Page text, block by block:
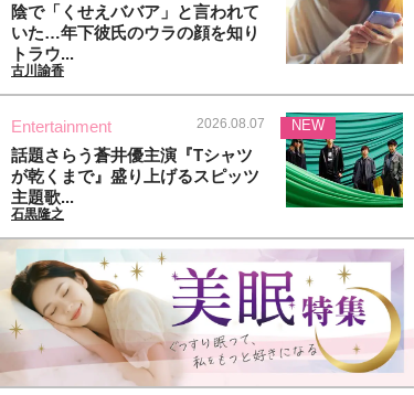
陰で「くせえババア」と言われて
いた…年下彼氏のウラの顔を知り
トラウ...
古川諭香
Entertainment 2026.08.07
話題さらう蒼井優主演『Tシャツ
が乾くまで』盛り上げるスピッツ
主題歌...
石黒隆之
NEW